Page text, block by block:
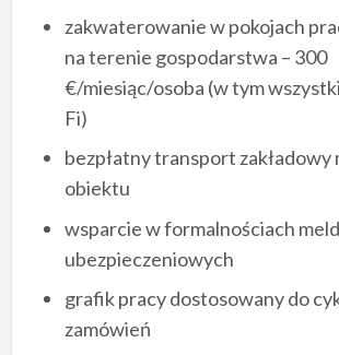
zakwaterowanie w pokojach
na terenie gospodarstwa – 300
€/miesiąc/osoba (w tym
Fi)
bezpłatny transport zakładowy
obiektu
wsparcie w formalnościach
ubezpieczeniowych
grafik pracy dostosowany do
zamówień